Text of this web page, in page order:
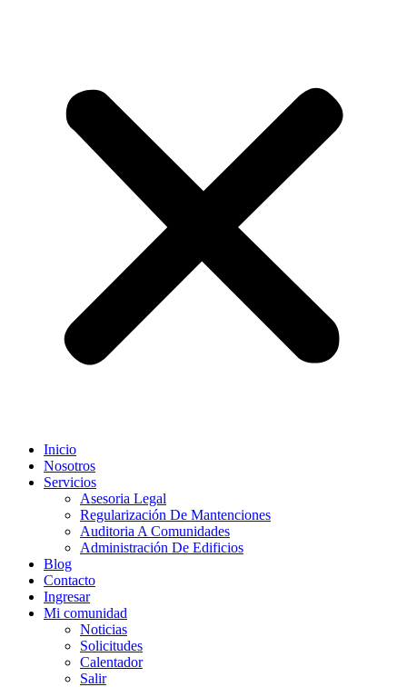
Inicio
Nosotros
Servicios
Asesoria Legal
Regularización De Mantenciones
Auditoria A Comunidades
Administración De Edificios
Blog
Contacto
Ingresar
Mi comunidad
Noticias
Solicitudes
Calentador
Salir